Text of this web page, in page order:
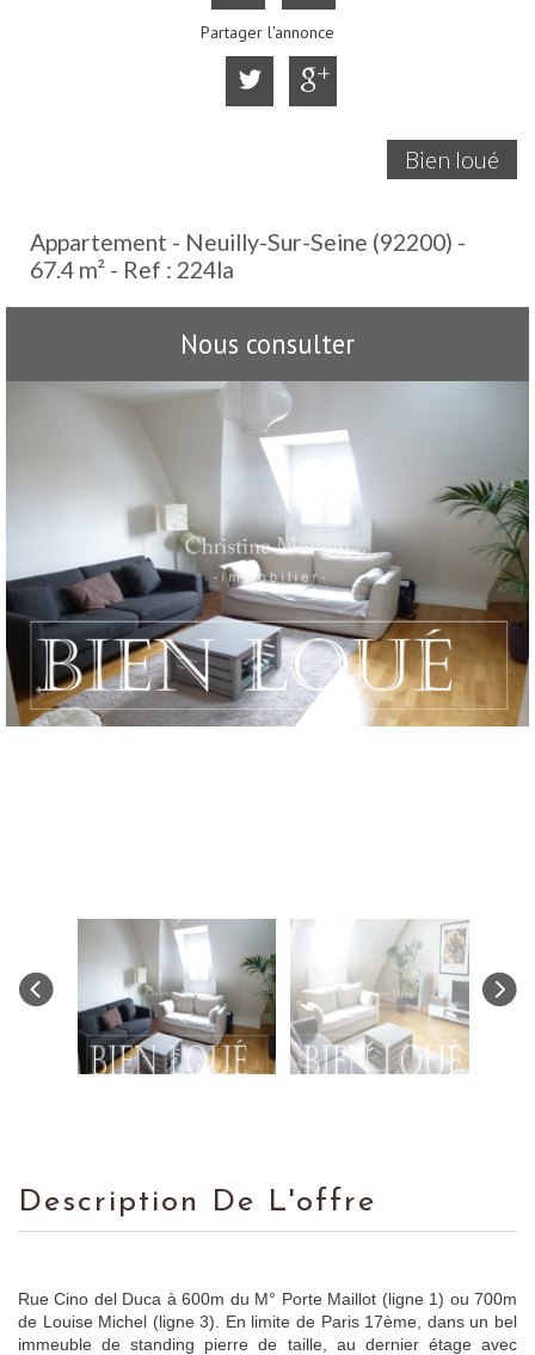
Partager l'annonce
Bien loué
Appartement - Neuilly-Sur-Seine (92200) -
67.4 m² - Ref : 224la
Nous consulter
Description De L'offre
Rue Cino del Duca à 600m du M° Porte Maillot (ligne 1) ou 700m
de Louise Michel (ligne 3). En limite de Paris 17ème, dans un bel
immeuble de standing pierre de taille, au dernier étage avec